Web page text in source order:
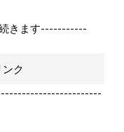
きます-----------
ク